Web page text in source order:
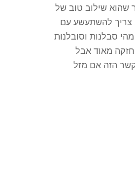
שהוא שילוב טוב של
צריך להשתעשע עם
סבלנות וסובלנות
מאוד אבל
הזה אם מזל